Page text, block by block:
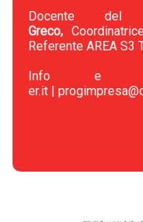
Docente
Greco,
Referente AREA S3
Info e
er.it